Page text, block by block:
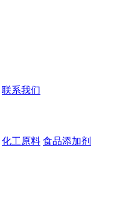
联系我们
化工原料 食品添加剂